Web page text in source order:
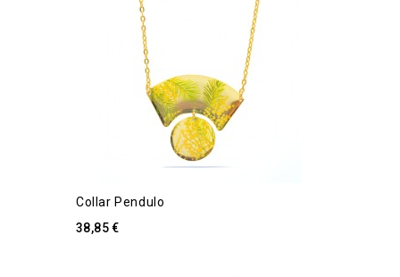
Collar Pendulo
38,85 €